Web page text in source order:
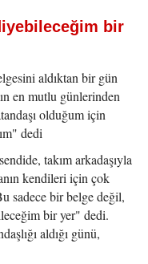
bir
aldıktan bir gün
en mutlu günlerinden
olduğum için
dedi
takım arkadaşıyla
kendileri için çok
sadece bir belge değil,
bir yer" dedi.
aldığı günü,